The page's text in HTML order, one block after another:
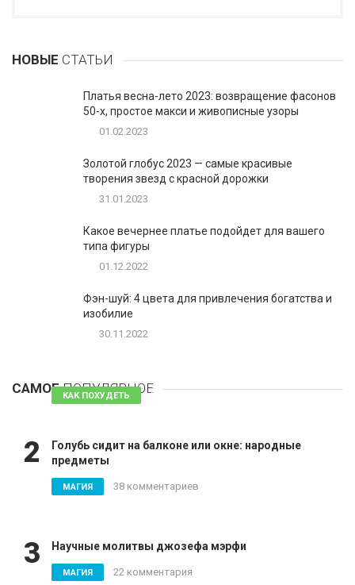
НОВЫЕ СТАТЬИ
Платья весна-лето 2023: возвращение фасонов
50-х, простое макси и живописные узоры
01.02.2023
Золотой глобус 2023 — самые красивые
творения звезд с красной дорожки
31.01.2023
Какое вечернее платье подойдет для вашего
типа фигуры
01.12.2022
Фэн-шуй: 4 цвета для привлечения богатства и
изобилие
30.11.2022
САМОЕПОПУЛЯРНОЕ
КАК ПОХУДЕТЬ 81 комментарий
2
Голубь сидит на балконе или окне: народные
предметы
МАГИЯ 38 комментариев
3 Научные молитвы джозефа мэрфи
МАГИЯ 22 комментария